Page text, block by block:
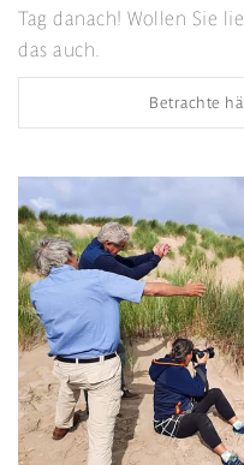
Tag danach! Wollen Sie
das auch.
Betrachte